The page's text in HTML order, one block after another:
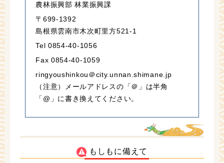
農林振興部 林業振興課
〒699-1392
島根県雲南市木次町里方521-1
Tel 0854-40-1056
Fax 0854-40-1059
ringyoushinkou＠city.unnan.shimane.jp
（注意）メールアドレスの「＠」は半角
「@」に書き換えてください。
もしもに備えて